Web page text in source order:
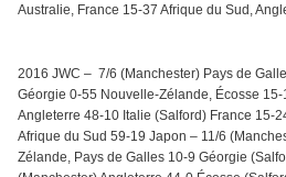
Australie, France 15-37 Afrique du Sud,
2016 JWC – 7/6 (Manchester) Pays de
Géorgie 0-55 Nouvelle-Zélande, Écosse
Angleterre 48-10 Italie (Salford) France 15-
Afrique du Sud 59-19 Japon – 11/6
Zélande, Pays de Galles 10-9 Géorgie